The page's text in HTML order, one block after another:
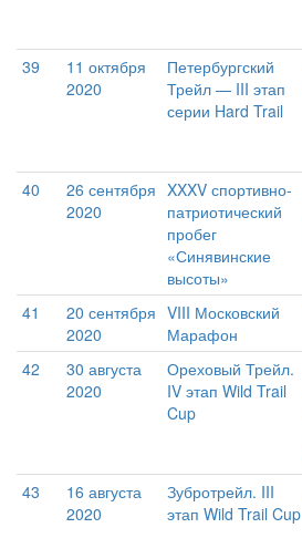
39
11 октября
2020
Петербургский
Трейл — III этап
серии Hard Trail
40
26 сентября
2020
XXXV спортивно-
патриотический
пробег
«Синявинские
высоты»
41
20 сентября
2020
VIII Московский
Марафон
42
30 августа
2020
Ореховый Трейл.
IV этап Wild Trail
Cup
43
16 августа
2020
Зубротрейл. III
этап Wild Trail Cup